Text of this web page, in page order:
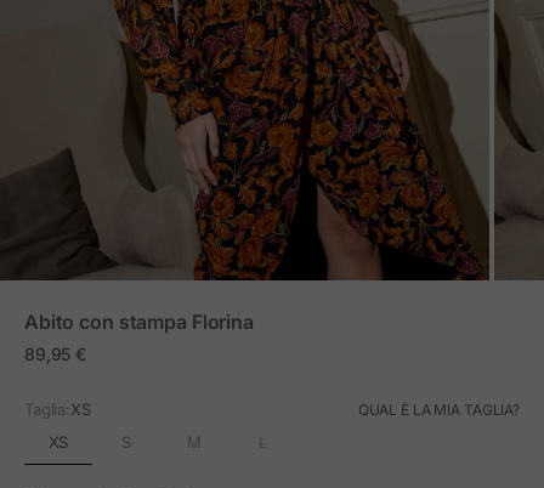
Abito con stampa Florina
Prezzo in offerta
89,95 €
Taglia:XS QUAL È LA MIA TAGLIA?
XS S M L